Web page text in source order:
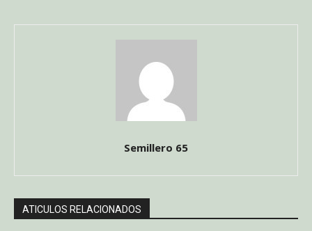
Semillero 65
ATICULOS RELACIONADOS